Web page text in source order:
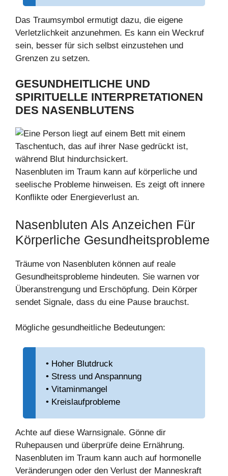
Das Traumsymbol ermutigt dazu, die eigene
Verletzlichkeit anzunehmen. Es kann ein Weckruf
sein, besser für sich selbst einzustehen und
Grenzen zu setzen.
GESUNDHEITLICHE UND
SPIRITUELLE INTERPRETATIONEN
DES NASENBLUTENS
Nasenbluten im Traum kann auf körperliche und
seelische Probleme hinweisen. Es zeigt oft innere
Konflikte oder Energieverlust an.
Nasenbluten Als Anzeichen Für
Körperliche Gesundheitsprobleme
Träume von Nasenbluten können auf reale
Gesundheitsprobleme hindeuten. Sie warnen vor
Überanstrengung und Erschöpfung. Dein Körper
sendet Signale, dass du eine Pause brauchst.
Mögliche gesundheitliche Bedeutungen:
• Hoher Blutdruck
• Stress und Anspannung
• Vitaminmangel
• Kreislaufprobleme
Achte auf diese Warnsignale. Gönne dir
Ruhepausen und überprüfe deine Ernährung.
Nasenbluten im Traum kann auch auf hormonelle
Veränderungen oder den Verlust der Manneskraft